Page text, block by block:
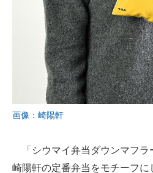
画像：崎陽軒
「シウマイ弁当ダウンマフラ
崎陽軒の定番弁当をモチーフ